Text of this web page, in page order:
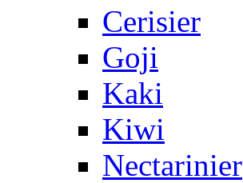
Cerisier
Goji
Kaki
Kiwi
Nectarinier